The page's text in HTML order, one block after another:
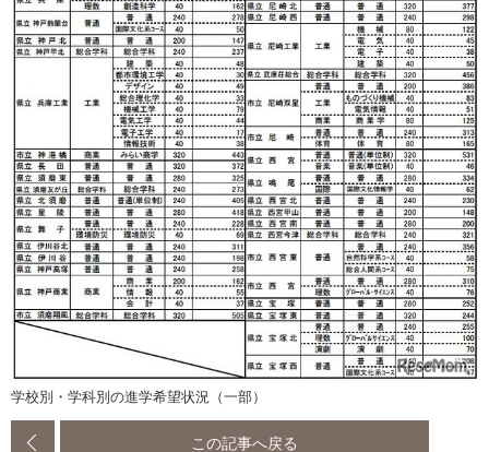
学校別・学科別の進学希望状況（一部）
この記事へ戻る